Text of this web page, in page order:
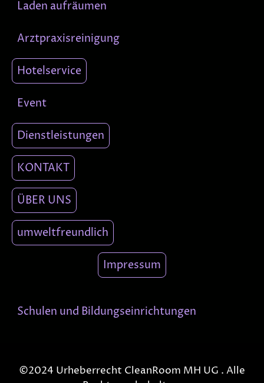
Laden aufräumen
Arztpraxisreinigung
Hotelservice
Event
Dienstleistungen
KONTAKT
ÜBER UNS
umweltfreundlich
Impressum
Schulen und Bildungseinrichtungen
©2024 Urheberrecht CleanRoom MH UG . Alle